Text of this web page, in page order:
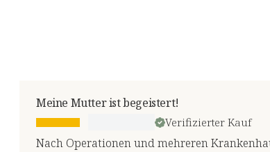
Meine Mutter ist begeistert!
Verifizierter Kauf
Nach Operationen und mehreren